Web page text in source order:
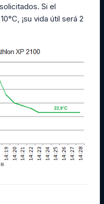
Si el
¡su vida útil será 2